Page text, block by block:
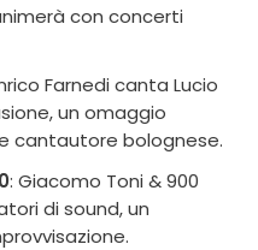
con concerti
Farnedi canta Lucio
un omaggio
cantautore bolognese.
: Giacomo Toni & 900
di sound, un